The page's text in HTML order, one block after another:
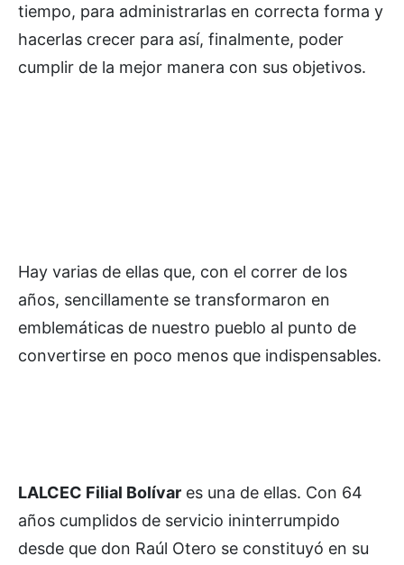
tiempo, para administrarlas en correcta forma y
hacerlas crecer para así, finalmente, poder
cumplir de la mejor manera con sus objetivos.
Hay varias de ellas que, con el correr de los
años, sencillamente se transformaron en
emblemáticas de nuestro pueblo al punto de
convertirse en poco menos que indispensables.
LALCEC Filial Bolívar es una de ellas. Con 64
años cumplidos de servicio ininterrumpido
desde que don Raúl Otero se constituyó en su